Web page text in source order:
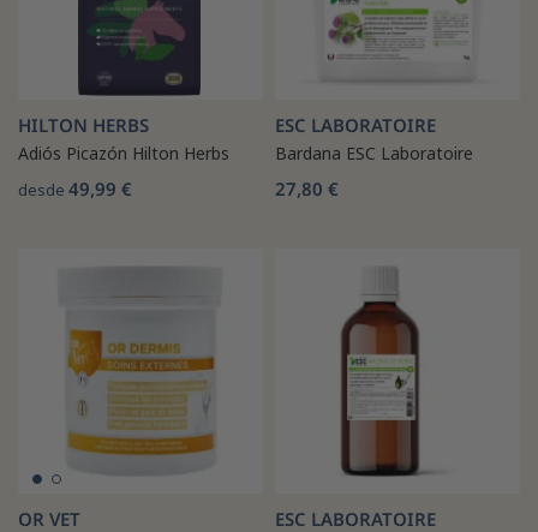
HILTON HERBS
Adiós Picazón Hilton Herbs
desde 49,99 €
ESC LABORATOIRE
Bardana ESC Laboratoire
27,80 €
OR VET ESC LABORATOIRE